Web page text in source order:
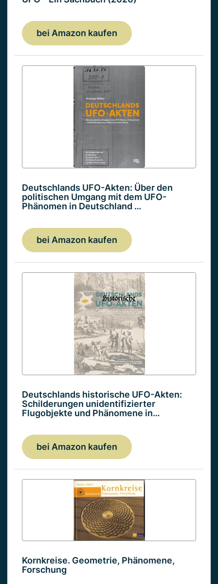
bei Amazon kaufen
Deutschlands UFO-Akten: Über den
politischen Umgang mit dem UFO-
Phänomen in Deutschland …
bei Amazon kaufen
Deutschlands historische UFO-Akten:
Schilderungen unidentifizierter
Flugobjekte und Phänomene in…
bei Amazon kaufen
Kornkreise. Geometrie, Phänomene,
Forschung